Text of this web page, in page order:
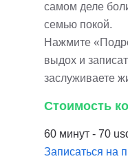
самом деле
семью покой.
Нажмите
выдох и
заслуживаете
Стоимость
60 минут - 70
Записаться на